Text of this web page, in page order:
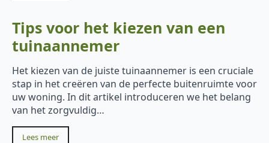
Tips voor het kiezen van een
tuinaannemer
Het kiezen van de juiste tuinaannemer is een cruciale
stap in het creëren van de perfecte buitenruimte voor
uw woning. In dit artikel introduceren we het belang
van het zorgvuldig…
Lees meer